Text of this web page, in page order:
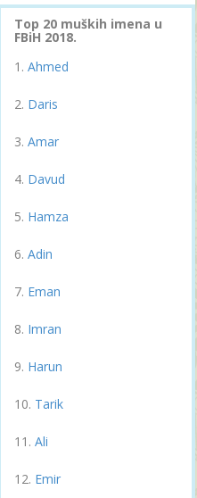
Top 20 muških imena u
FBiH 2018.
Ahmed
Daris
Amar
Davud
Hamza
Adin
Eman
Imran
Harun
Tarik
Ali
Emir